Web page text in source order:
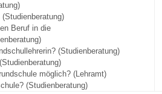
Beruf in die
(Studienberatung)
möglich? (Lehramt)
(Studienberatung)